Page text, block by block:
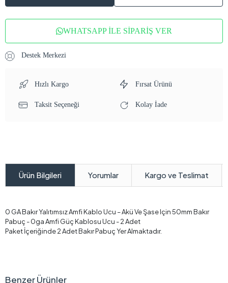
WHATSAPP İLE SİPARİŞ VER
Destek Merkezi
Hızlı Kargo Fırsat Ürünü
Taksit Seçeneği Kolay İade
Ürün Bilgileri Yorumlar Kargo ve Teslimat
0 GA Bakır Yalıtımsız Amfi Kablo Ucu – Akü Ve Şase Için 50mm Bakır
Pabuç - 0ga Amfi Güç Kablosu Ucu - 2 Adet
Paket İçeriğinde 2 Adet Bakır Pabuç Yer Almaktadır.
Benzer Ürünler